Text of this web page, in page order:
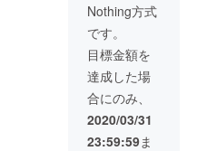
Nothing方式
です。
目標金額を
達成した場
合にのみ、
2020/03/31
23:59:59ま